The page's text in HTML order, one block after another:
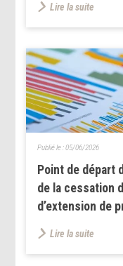
Lire la suite
Point de départ
de la cessation
d’extension de
Publié le :05/06/2026
Lire la suite